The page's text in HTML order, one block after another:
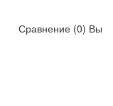
Сравнение (0) Вы